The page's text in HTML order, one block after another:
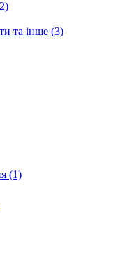
та інше (3)
(1)